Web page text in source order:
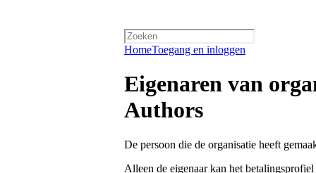
HomeToegang en inloggen
Eigenaren van
Authors
De persoon die de organisatie heeft
Alleen de eigenaar kan het